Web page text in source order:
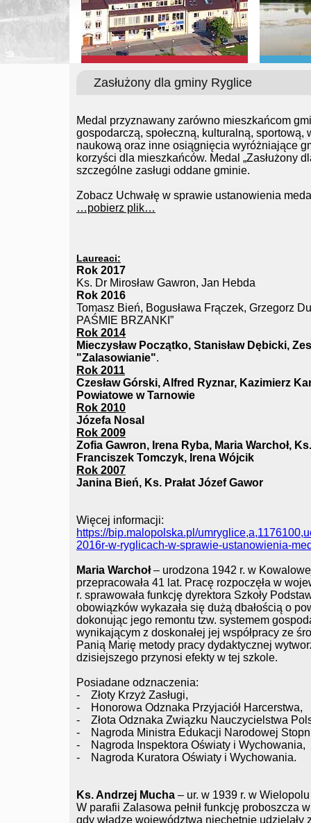
Zasłużony dla gminy Ryglice
Medal przyznawany zarówno mieszkańcom
gospodarczą, społeczną, kulturalną,
naukową oraz inne osiągnięcia wyróżniające
korzyści dla mieszkańców. Medal „Zasłużony
szczególne zasługi oddane gminie.
Zobacz Uchwałę w sprawie ustanowienia
…pobierz plik…
Laureaci:
Rok 2017
Ks. Dr Mirosław Gawron, Jan Hebda
Rok 2016
Tomasz Bień, Bogusława Frączek, Grzegorz
PAŚMIE BRZANKI”
Rok 2014
Mieczysław Początko, Stanisław Dębicki,
"Zalasowianie".
Rok 2011
Czesław Górski, Alfred Ryznar, Kazimierz
Powiatowe w Tarnowie
Rok 2010
Józefa Nosal
Rok 2009
Zofia Gawron, Irena Ryba, Maria Warchoł,
Franciszek Tomczyk, Irena Wójcik
Rok 2007
Janina Bień, Ks. Prałat Józef Gawor
Więcej informacji:
https://bip.malopolska.pl/
2016r-w-ryglicach-w-sprawie-ustanowienia-
Maria Warchoł– urodzona 1942 r. w
przepracowała 41 lat. Pracę rozpoczęła w
r. sprawowała funkcję dyrektora Szkoły
obowiązków wykazała się dużą dbałością o
dokonując jego remontu tzw. systemem
wynikającym z doskonałej jej współpracy ze
Panią Marię metody pracy dydaktycznej
dzisiejszego przynosi efekty w tej szkole.
Posiadane odznaczenia:
- Złoty Krzyż Zasługi,
- Honorowa Odznaka Przyjaciół Harcerstwa,
- Złota Odznaka Związku Nauczycielstwa
- Nagroda Ministra Edukacji Narodowej
- Nagroda Inspektora Oświaty i Wychowania,
- Nagroda Kuratora Oświaty i Wychowania.
Ks. Andrzej Mucha – ur. w 1939 r. w
W parafii Zalasowa pełnił funkcję proboszcza
gdy władze województwa niechętnie